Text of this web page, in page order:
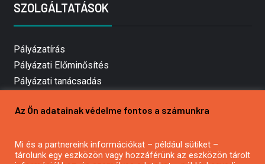
SZOLGÁLTATÁSOK
Pályázatírás
Pályázati Előminősítés
Pályázati tanácsadás
Mezőgazdasági pályázatírás
Pályázatírás civil szervezeteknek
Pályázatírás önkormányzatoknak
Az Ön adatainak védelme fontos a számunkra
Mi és a partnereink információkat – például sütiket –
tárolunk egy eszközön vagy hozzáférünk az eszközön tárolt